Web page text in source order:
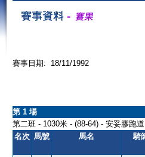
賽事日期: 18/11/1992
第 1 場
第二班 - 1030米 - (88-64) - 安妥膠跑
名次 馬號 馬名 騎